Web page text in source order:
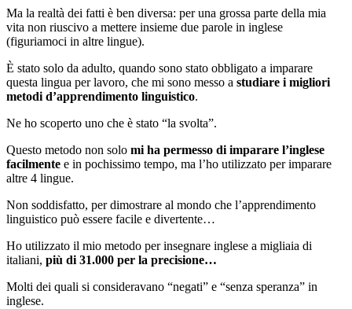
Ma la realtà dei fatti è ben diversa: per una grossa parte della mia
vita non riuscivo a mettere insieme due parole in inglese
(figuriamoci in altre lingue).
È stato solo da adulto, quando sono stato obbligato a imparare
questa lingua per lavoro, che mi sono messo a studiare i migliori
metodi d’apprendimento linguistico.
Ne ho scoperto uno che è stato “la svolta”.
Questo metodo non solo mi ha permesso di imparare l’inglese
facilmente e in pochissimo tempo, ma l’ho utilizzato per imparare
altre 4 lingue.
Non soddisfatto, per dimostrare al mondo che l’apprendimento
linguistico può essere facile e divertente…
Ho utilizzato il mio metodo per insegnare inglese a migliaia di
italiani, più di 31.000 per la precisione…
Molti dei quali si consideravano “negati” e “senza speranza” in
inglese.